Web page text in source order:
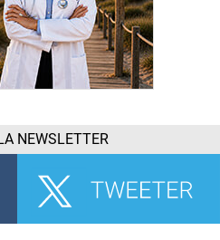
NEWSLETTER